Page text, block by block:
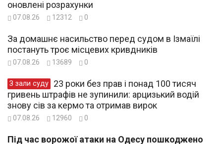
оновлені розрахунки
07.08.26 12312 0
За домашнє насильство перед судом в Ізмаїлі
постануть троє місцевих кривдників
07.08.26 13689 0
З зали суду
гривень штрафів не зупинили: арцизький водій
знову сів за кермо та отримав вирок
07.08.26 12960 0
Під час ворожої атаки на Одесу пошкоджено